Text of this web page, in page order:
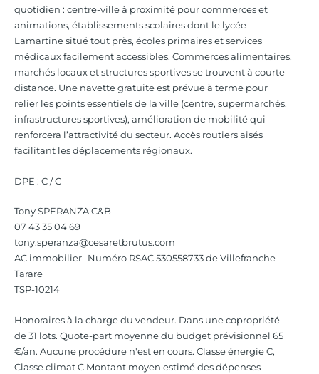
quotidien : centre-ville à proximité pour commerces et
animations, établissements scolaires dont le lycée
Lamartine situé tout près, écoles primaires et services
médicaux facilement accessibles. Commerces alimentaires,
marchés locaux et structures sportives se trouvent à courte
distance. Une navette gratuite est prévue à terme pour
relier les points essentiels de la ville (centre, supermarchés,
infrastructures sportives), amélioration de mobilité qui
renforcera l’attractivité du secteur. Accès routiers aisés
facilitant les déplacements régionaux.
DPE : C / C
Tony SPERANZA C&B
07 43 35 04 69
tony.speranza@cesaretbrutus.com
AC immobilier- Numéro RSAC 530558733 de Villefranche-
Tarare
TSP-10214
Honoraires à la charge du vendeur. Dans une copropriété
de 31 lots. Quote-part moyenne du budget prévisionnel 65
€/an. Aucune procédure n'est en cours. Classe énergie C,
Classe climat C Montant moyen estimé des dépenses